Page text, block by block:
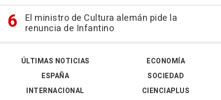
El ministro de Cultura alemán pide la
renuncia de Infantino
ÚLTIMAS NOTICIAS
ESPAÑA
INTERNACIONAL
ECONOMÍA
SOCIEDAD
CIENCIAPLUS